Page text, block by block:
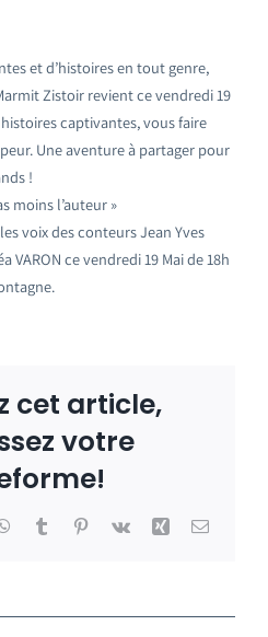
et d’histoires en tout genre,
Zistoir revient ce vendredi 19
captivantes, vous faire
Une aventure à partager pour
!
moins l’auteur »
voix des conteurs Jean Yves
VARON ce vendredi 19 Mai de 18h
cet article,
votre
WhatsApp
TumblrPinterest
Vk Xing Email